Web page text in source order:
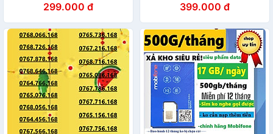
Mạng Thoải Mái
299.000 đ
data 4G/5G 180GB [SIM
CHƯA KÍCH HOẠT, PHẢI
ĐĂNG KÝ CHÍNH- HÀNG
CHÍNH HÃNG
399.000 đ